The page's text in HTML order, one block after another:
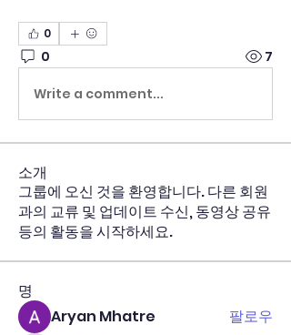
0
0 7
Write a comment...
소개
그룹에 오신 것을 환영합니다. 다른 회원
과의 교류 및 업데이트 수신, 동영상 공유
등의 활동을 시작하세요.
명
Aryan Mhatre
팔로우